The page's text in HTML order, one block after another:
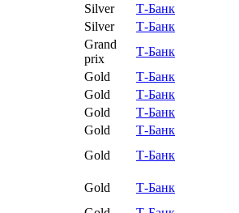
Silver
Т-Банк
Silver
Т-Банк
Grand
prix
Т-Банк
Gold
Т-Банк
Gold
Т-Банк
Gold
Т-Банк
Gold
Т-Банк
Gold Т-Банк
Gold
Т-Банк